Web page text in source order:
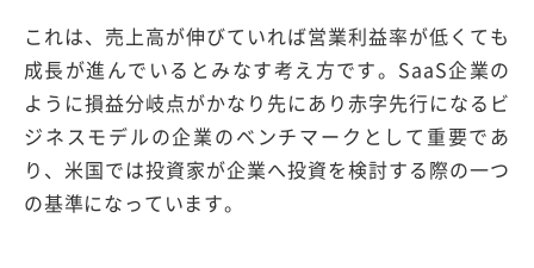
これは、売上高が伸びていれば営業利益率が低くても
成長が進んでいるとみなす考え方です。SaaS企業の
ように損益分岐点がかなり先にあり赤字先行になるビ
ジネスモデルの企業のベンチマークとして重要であ
り、米国では投資家が企業へ投資を検討する際の一つ
の基準になっています。